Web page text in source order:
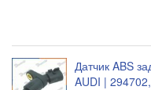
Датчик ABS
AUDI |